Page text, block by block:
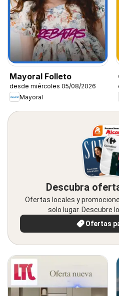
Mayoral Folleto
desde miércoles 05/08/2026
Mayoral
Descubra
Ofertas locales y
solo lugar. Descubre
Ofertas